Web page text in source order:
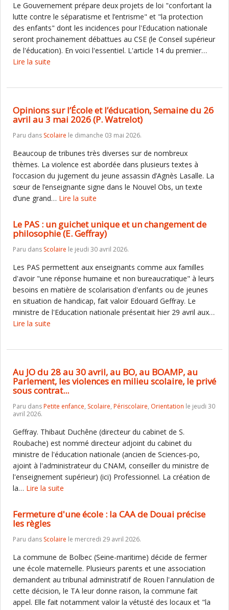
Le Gouvernement prépare deux projets de loi "confortant la
lutte contre le séparatisme et l’entrisme" et "la protection
des enfants" dont les incidences pour l'Education nationale
seront prochainement débattues au CSE (le Conseil supérieur
de l'éducation). En voici l'essentiel. L'article 14 du premier…
Lire la suite
Opinions sur l’École et l’éducation, Semaine du 26
avril au 3 mai 2026 (P. Watrelot)
Paru dans Scolaire le dimanche 03 mai 2026.
Beaucoup de tribunes très diverses sur de nombreux
thèmes. La violence est abordée dans plusieurs textes à
l’occasion du jugement du jeune assassin d’Agnès Lasalle. La
sœur de l’enseignante signe dans le Nouvel Obs, un texte
d’une grand… Lire la suite
Le PAS : un guichet unique et un changement de
philosophie (E. Geffray)
Paru dans Scolaire le jeudi 30 avril 2026.
Les PAS permettent aux enseignants comme aux familles
d'avoir "une réponse humaine et non bureaucratique" à leurs
besoins en matière de scolarisation d'enfants ou de jeunes
en situation de handicap, fait valoir Edouard Geffray. Le
ministre de l'Education nationale présentait hier 29 avril aux…
Lire la suite
Au JO du 28 au 30 avril, au BO, au BOAMP, au
Parlement, les violences en milieu scolaire, le privé
sous contrat...
Paru dansPetite enfance, Scolaire, Périscolaire, Orientation le jeudi 30
avril 2026.
Geffray. Thibaut Duchêne (directeur du cabinet de S.
Roubache) est nommé directeur adjoint du cabinet du
ministre de l'éducation nationale (ancien de Sciences-po,
ajoint à l'administrateur du CNAM, conseiller du ministre de
l'enseignement supérieur) (ici) Professionnel. La création de
la… Lire la suite
Fermeture d'une école : la CAA de Douai précise
les règles
Paru dans Scolaire le mercredi 29 avril 2026.
La commune de Bolbec (Seine-maritime) décide de fermer
une école maternelle. Plusieurs parents et une association
demandent au tribunal administratif de Rouen l'annulation de
cette décision, le TA leur donne raison, la commune fait
appel. Elle fait notamment valoir la vétusté des locaux et "la